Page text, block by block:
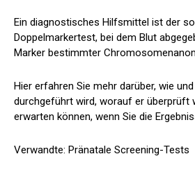
Ein diagnostisches Hilfsmittel ist der
Doppelmarkertest, bei dem Blut
Marker bestimmter
Hier erfahren Sie mehr darüber, wie
durchgeführt wird, worauf er überprüft
erwarten können, wenn Sie die
Verwandte: Pränatale Screening-Tests